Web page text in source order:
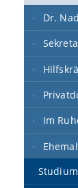
Dr.
Im
Studium